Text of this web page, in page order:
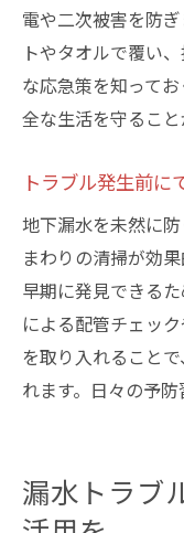
電や二次被害を防
トやタオルで覆い
な応急策を知って
全な生活を守ること
トラブル発生前に
地下漏水を未然に
まわりの清掃が効
早期に発見できる
による配管チェッ
を取り入れること
れます。日々の予防
漏水トラブ